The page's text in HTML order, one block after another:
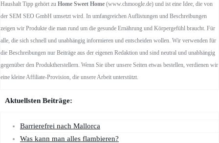
Haushalt Tipp gehört zu Home Sweet Home (www.chmoogle.de) und ist eine Idee, die von
der SEM SEO GmbH umsetzt wird. In umfangreichen Auflistungen und Beschreibungen
zeigen wir Produkte die man rund um die gesunde Ernährung und Körpergefühl braucht. Für
alle, die sich schnell und unabhängig informieren und entscheiden wollen. Wir verwenden für
die Beschreibungen nur Beiträge aus der eigenen Redaktion und sind neutral und unabhängig
gegenüber den Produktherstellern. Wenn Sie über unsere Seiten etwas bestellen, verdienen wir
eine kleine Affiliate-Provision, die unsere Arbeit unterstützt.
Aktuellsten Beiträge:
Barrierefrei nach Mallorca
Was kann man alles flambieren?